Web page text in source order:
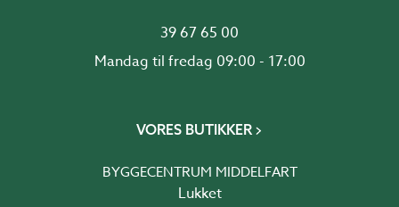
39 67 65 00
Mandag til fredag 09:00 - 17:00
VORES BUTIKKER
BYGGECENTRUM MIDDELFART
Lukket